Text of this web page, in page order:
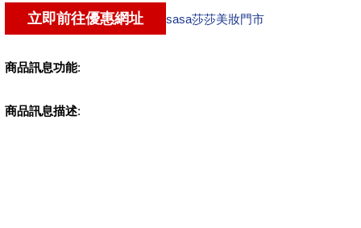
sasa莎莎美妝門市
商品訊息功能:
商品訊息描述: